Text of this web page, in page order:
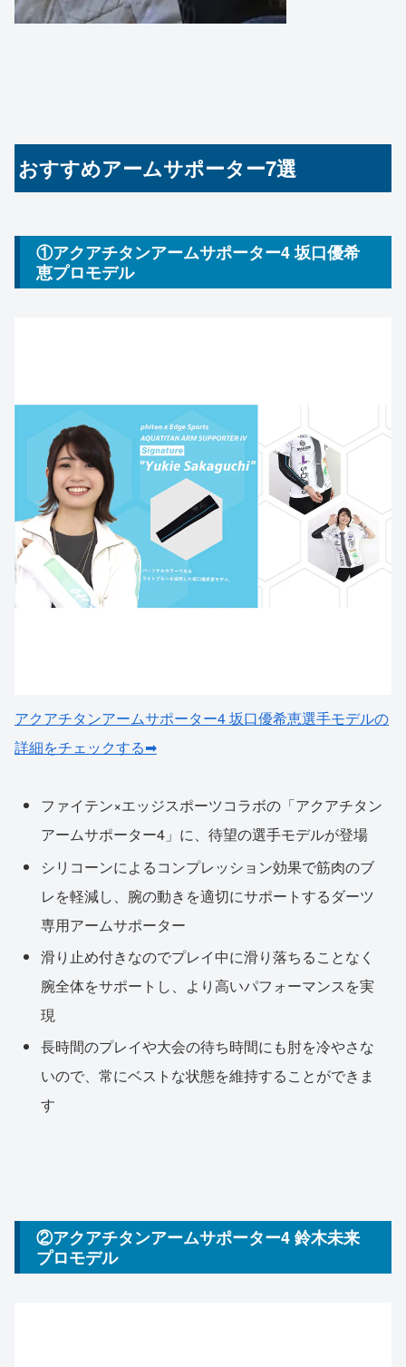
おすすめアームサポーター7選
①アクアチタンアームサポーター4 坂口優希
恵プロモデル
アクアチタンアームサポーター4 坂口優希恵選手モデルの
詳細をチェックする➡
ファイテン×エッジスポーツコラボの「アクアチタン
アームサポーター4」に、待望の選手モデルが登場
シリコーンによるコンプレッション効果で筋肉のブ
レを軽減し、腕の動きを適切にサポートするダーツ
専用アームサポーター
滑り止め付きなのでプレイ中に滑り落ちることなく
腕全体をサポートし、より高いパフォーマンスを実
現
長時間のプレイや大会の待ち時間にも肘を冷やさな
いので、常にベストな状態を維持することができま
す
②アクアチタンアームサポーター4 鈴木未来
プロモデル